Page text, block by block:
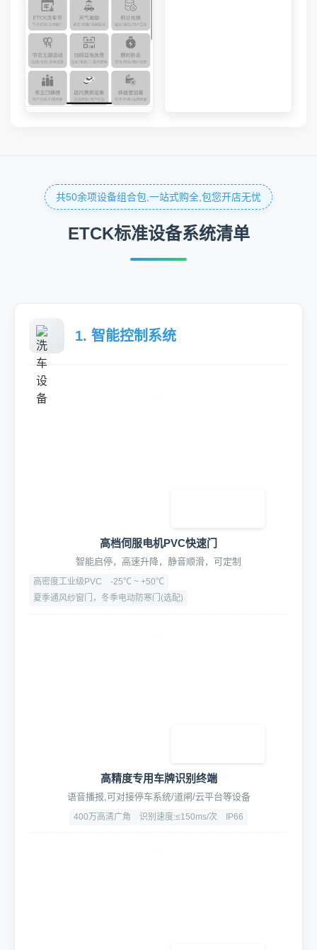
共50余项设备组合包,一站式购全,包您开店无忧
ETCK标准设备系统清单
1. 智能控制系统
高档伺服电机PVC快速门
智能启停，高速升降，静音顺滑，可定制
高密度工业级PVC
-25℃ ~ +50℃
夏季通风纱窗门，冬季电动防寒门(选配)
高精度专用车牌识别终端
语音播报,可对接停车系统/道闸/云平台等设备
400万高清广角 识别速度:≤150ms/次 IP66